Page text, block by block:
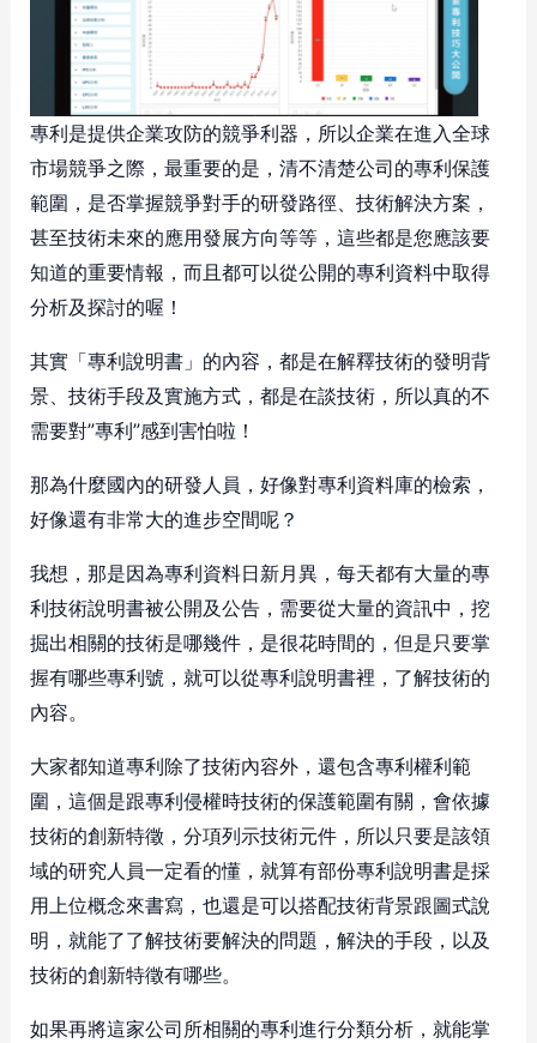
專利是提供企業攻防的競爭利器，所以企業在進入全球
市場競爭之際，最重要的是，清不清楚公司的專利保護
範圍，是否掌握競爭對手的研發路徑、技術解決方案，
甚至技術未來的應用發展方向等等，這些都是您應該要
知道的重要情報，而且都可以從公開的專利資料中取得
分析及探討的喔！
其實「專利說明書」的內容，都是在解釋技術的發明背
景、技術手段及實施方式，都是在談技術，所以真的不
需要對”專利”感到害怕啦！
那為什麼國內的研發人員，好像對專利資料庫的檢索，
好像還有非常大的進步空間呢？
我想，那是因為專利資料日新月異，每天都有大量的專
利技術說明書被公開及公告，需要從大量的資訊中，挖
掘出相關的技術是哪幾件，是很花時間的，但是只要掌
握有哪些專利號，就可以從專利說明書裡，了解技術的
內容。
大家都知道專利除了技術內容外，還包含專利權利範
圍，這個是跟專利侵權時技術的保護範圍有關，會依據
技術的創新特徵，分項列示技術元件，所以只要是該領
域的研究人員一定看的懂，就算有部份專利說明書是採
用上位概念來書寫，也還是可以搭配技術背景跟圖式說
明，就能了了解技術要解決的問題，解決的手段，以及
技術的創新特徵有哪些。
如果再將這家公司所相關的專利進行分類分析，就能掌